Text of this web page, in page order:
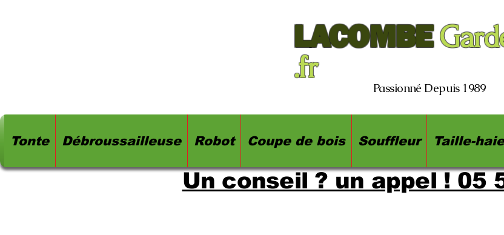
LACOMBE
.fr
Passionné Depuis 1989
Tonte Débroussailleuse Robot Coupe de bois Souffleur Taille-haie
Un conseil ? un appel ! 05